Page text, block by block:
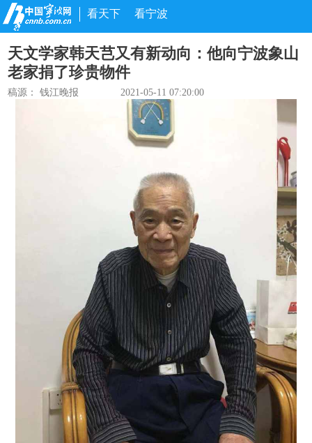
看天下 看宁波
天文学家韩天芑又有新动向：他向宁波象山
老家捐了珍贵物件
稿源：钱江晚报 2021-05-11 07:20:00